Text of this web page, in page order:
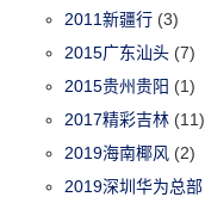
2011新疆行 (3)
2015广东汕头 (7)
2015贵州贵阳 (1)
2017精彩吉林 (11)
2019海南椰风 (2)
2019深圳华为总部